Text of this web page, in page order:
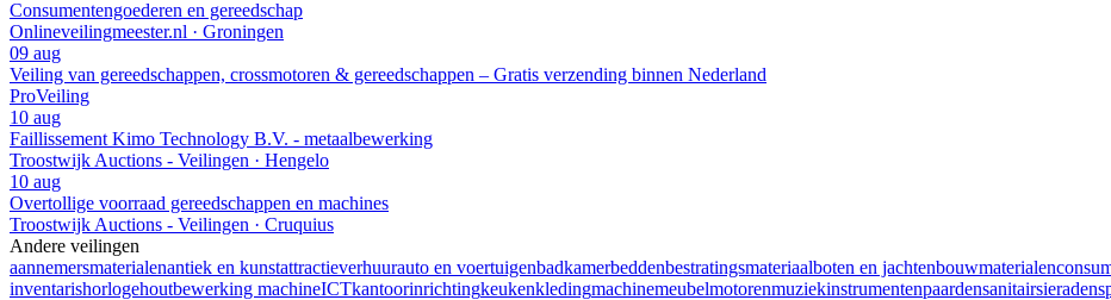
Consumentengoederen en gereedschap
Onlineveilingmeester.nl · Groningen
09 aug
Veiling van gereedschappen, crossmotoren & gereedschappen – Gratis verzending binnen Nederland
ProVeiling
10 aug
Faillissement Kimo Technology B.V. - metaalbewerking
Troostwijk Auctions - Veilingen · Hengelo
10 aug
Overtollige voorraad gereedschappen en machines
Troostwijk Auctions - Veilingen · Cruquius
Andere veilingen
aannemersmaterialenantiek en kunstattractieverhuurauto en voertuigenbadkamerbeddenbestratingsmateriaalboten en jachtenbouwmaterialen
inventarishorlogehoutbewerking machineICTkantoorinrichtingkeukenkledingmachinemeubelmotorenmuziekinstrumentenpaardensanitairsieraden